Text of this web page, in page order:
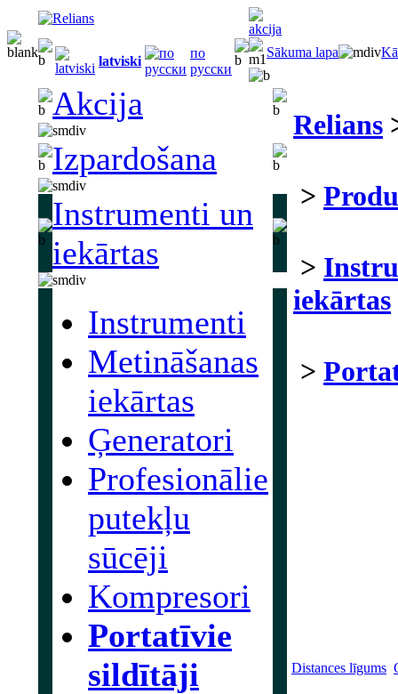
latviski
по
русски
Sākuma lapa
Akcija
Izpardošana
Instrumenti un
iekārtas
Instrumenti
Metināšanas
iekārtas
Ģeneratori
Profesionālie
putekļu
sūcēji
Kompresori
Portatīvie
sildītāji
Relians
>
>
iekārtas
>
Distances līgums